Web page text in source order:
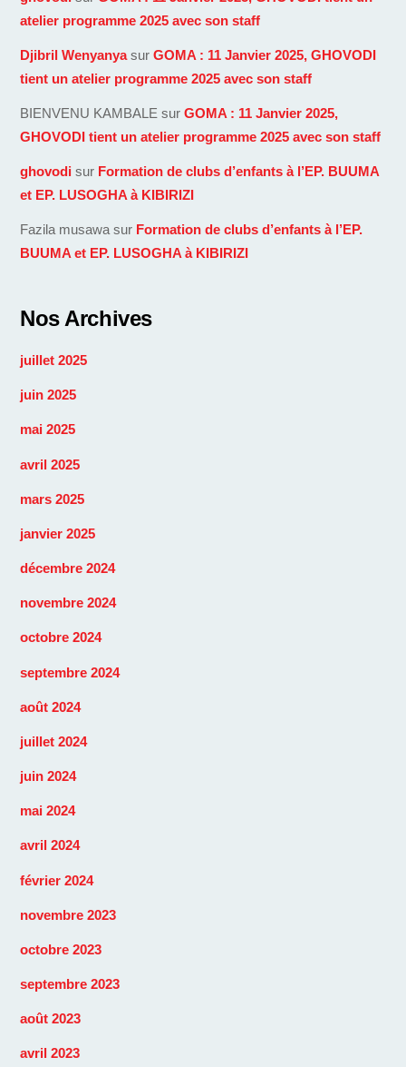
atelier programme 2025 avec son staff
Djibril WenyanyasurGOMA : 11 Janvier 2025, GHOVODI
tient un atelier programme 2025 avec son staff
BIENVENU KAMBALE surGOMA : 11 Janvier 2025,
GHOVODI tient un atelier programme 2025 avec son staff
ghovodi sur Formation de clubs d’enfants à l’EP. BUUMA
et EP. LUSOGHA à KIBIRIZI
Fazila musawa sur Formation de clubs d’enfants à l’EP.
BUUMA et EP. LUSOGHA à KIBIRIZI
Nos Archives
juillet 2025
juin 2025
mai 2025
avril 2025
mars 2025
janvier 2025
décembre 2024
novembre 2024
octobre 2024
septembre 2024
août 2024
juillet 2024
juin 2024
mai 2024
avril 2024
février 2024
novembre 2023
octobre 2023
septembre 2023
août 2023
avril 2023